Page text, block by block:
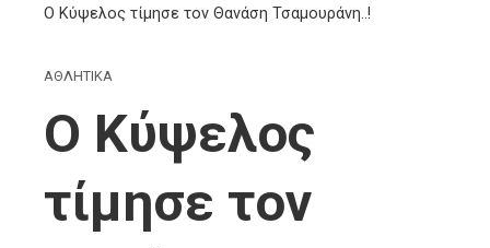
O Κύψελος τίμησε τον Θανάση Τσαμουράνη..!
ΑΘΛΗΤΙΚΑ
O Κύψελος
τίμησε τον